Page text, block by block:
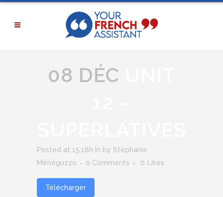
08 DÉC
Posted at 15:18h in by Stéphanie
Ménéguzzo
0 Comments 0 Likes
Télécharger